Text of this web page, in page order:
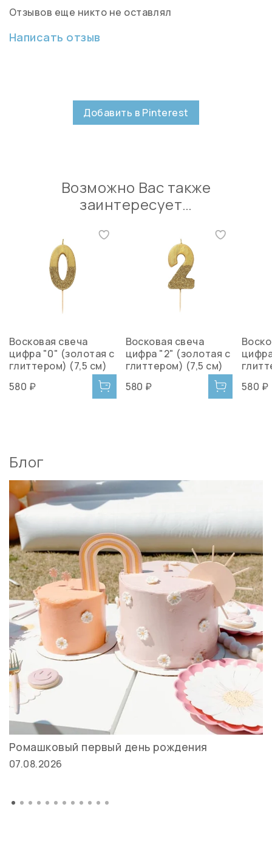
Отзывов еще никто не оставлял
Написать отзыв
Добавить в Pinterest
Возможно Вас также
заинтересует…
Восковая свеча
цифра "0" (золотая с
глиттером) (7,5 см)
580 ₽
Восковая свеча
цифра "2" (золотая с
глиттером) (7,5 см)
580 ₽
580 ₽
Блог
Ромашковый первый день рождения
07.08.2026